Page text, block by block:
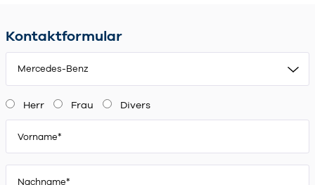
Kontaktformular
Mercedes-Benz
Herr Frau Divers